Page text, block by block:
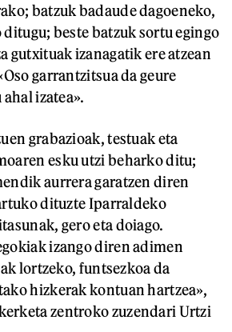
batzuk badaude dagoeneko,
beste batzuk sortu egingo
gutxituak izanagatik ere atzean
garrantzitsua da geure
izatea».
grabazioak, testuak eta
esku utzi beharko ditu;
aurrera garatzen diren
dituzte Iparraldeko
gero eta doiago.
izango diren adimen
lortzeko, funtsezkoa da
hizkerak kontuan hartzea»,
zentroko zuzendari Urtzi